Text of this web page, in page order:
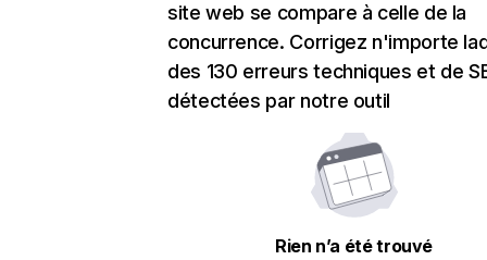
site web se compare à celle de la
concurrence. Corrigez n'importe
des 130 erreurs techniques et de
détectées par notre outil
Rien n’a été trouvé